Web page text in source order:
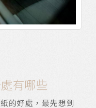
有哪些
的好處，最先想到